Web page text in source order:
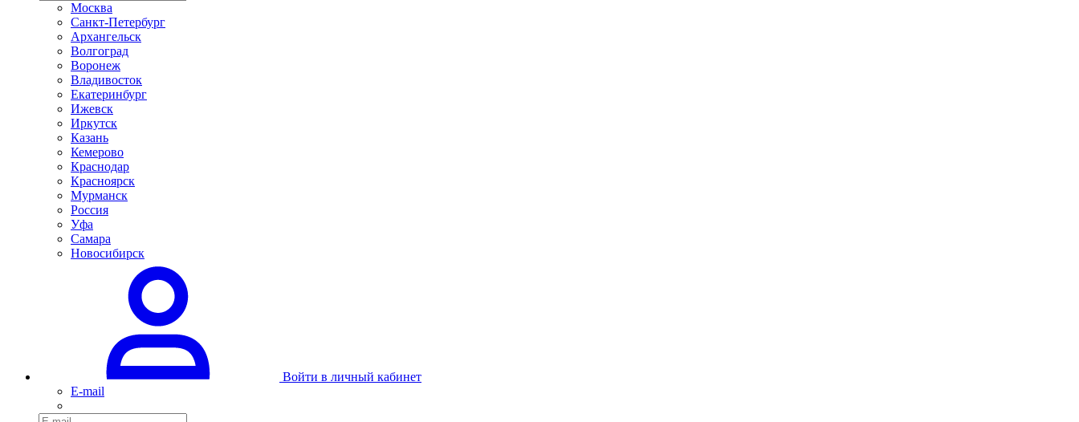
Москва
Санкт-Петербург
Архангельск
Волгоград
Воронеж
Владивосток
Екатеринбург
Ижевск
Иркутск
Казань
Кемерово
Краснодар
Красноярск
Мурманск
Россия
Уфа
Самара
Новосибирск
Войти в личный кабинет
E-mail